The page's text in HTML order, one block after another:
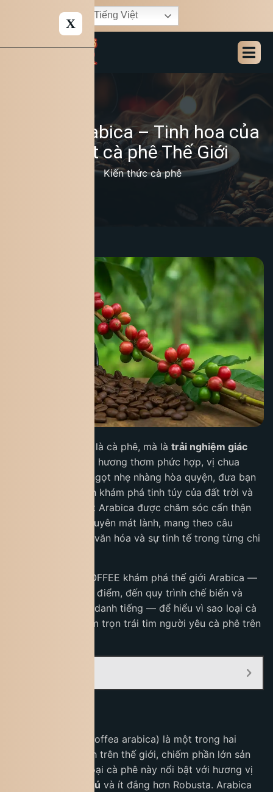
Tiếng Việt
X
Cà phê Arabica – Tinh hoa của
nghệ thuật cà phê Thế Giới
Kiến thức cà phê
Arabica không chỉ là cà phê, mà là trải nghiệm giác
, nơi hương thơm phức hợp, vị chua
thanh tao và hậu ngọt nhẹ nhàng hòa quyện, đưa bạn
vào một hành trình khám phá tinh túy của đất trời và
con người. Mỗi hạt Arabica được chăm sóc cẩn thận
trên những cao nguyên mát lành, mang theo câu
chuyện về lịch sử, văn hóa và sự tinh tế trong từng chi
Hãy cùng KING COFFEE khám phá thế giới Arabica —
từ nguồn gốc, đặc điểm, đến quy trình chế biến và
những vùng trồng danh tiếng — để hiểu vì sao loại cà
phê này luôn chiếm trọn trái tim người yêu cà phê trên
Cà phê Arabica (Coffea arabica) là một trong hai
giống cà phê chính trên thế giới, chiếm phần lớn sản
lượng toàn cầu. Loại cà phê này nổi bật với hương vị
dịu nhẹ, phong phú và ít đắng hơn Robusta. Arabica